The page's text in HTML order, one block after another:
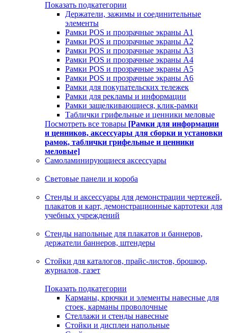
Показать подкатегории
Держатели, зажимы и соединительные
элементы
Рамки POS и прозрачные экраны А1
Рамки POS и прозрачные экраны А2
Рамки POS и прозрачные экраны А3
Рамки POS и прозрачные экраны А4
Рамки POS и прозрачные экраны А5
Рамки POS и прозрачные экраны А6
Рамки для покупательских тележек
Рамки для рекламы и информации
Рамки защелкивающиеся, клик-рамки
Таблички грифельные и ценники меловые
Посмотреть все товары [Рамки для информации
и ценников, аксессуары для сборки и установки
рамок, таблички грифельные и ценники
меловые]
Самоламинирующиеся аксессуары
Световые панели и короба
Стенды и аксессуары для демонстрации чертежей,
плакатов и карт, демонстрационные картотеки для
учебных учреждений
Стенды напольные для плакатов и баннеров,
держатели баннеров, штендеры
Стойки для каталогов, прайс-листов, брошюр,
журналов, газет
Показать подкатегории
Карманы, крючки и элементы навесные для
стоек, карманы проволочные
Стеллажи и стенды навесные
Стойки и дисплеи напольные